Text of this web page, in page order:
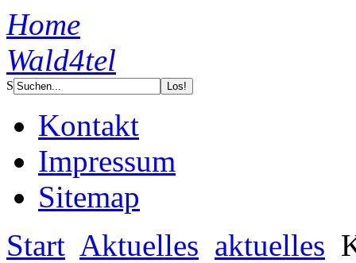
Home
Wald4tel
S
Kontakt
Impressum
Sitemap
Start Aktuelles aktuelles